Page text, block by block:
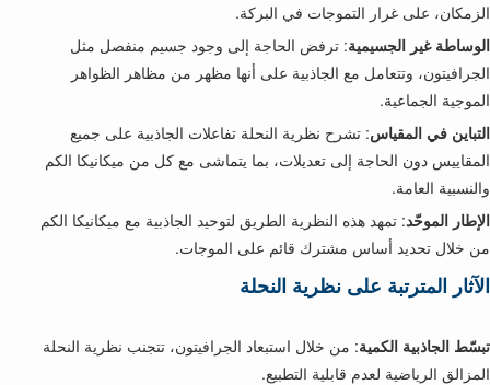
الزمكان، على غرار التموجات في البركة.
الوساطة غير الجسيمية: ترفض الحاجة إلى وجود جسيم منفصل مثل
الجرافيتون، وتتعامل مع الجاذبية على أنها مظهر من مظاهر الظواهر
الموجية الجماعية.
التباين في المقياس: تشرح نظرية النحلة تفاعلات الجاذبية على جميع
المقاييس دون الحاجة إلى تعديلات، بما يتماشى مع كل من ميكانيكا الكم
والنسبية العامة.
الإطار الموحّد: تمهد هذه النظرية الطريق لتوحيد الجاذبية مع ميكانيكا الكم
من خلال تحديد أساس مشترك قائم على الموجات.
الآثار المترتبة على نظرية النحلة
تبسّط الجاذبية الكمية: من خلال استبعاد الجرافيتون، تتجنب نظرية النحلة
المزالق الرياضية لعدم قابلية التطبيع.